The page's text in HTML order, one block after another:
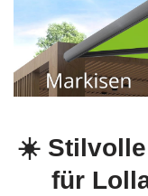
☀️ Stilvolle
für